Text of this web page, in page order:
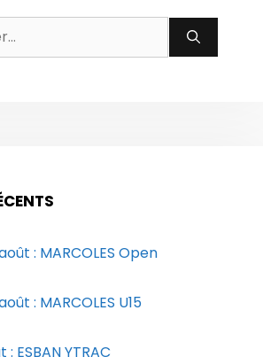
: MARCOLES Open
: MARCOLES U15
ESBAN YTRAC